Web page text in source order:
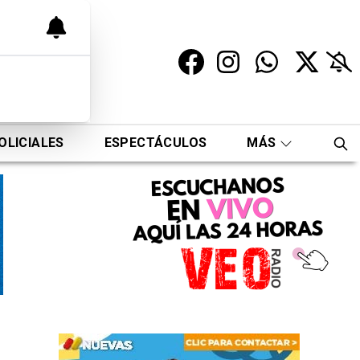
ESPECTÁCULOS MÁS